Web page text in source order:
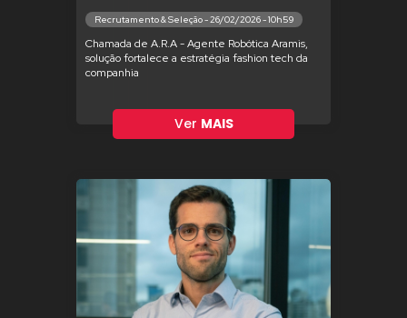
Recrutamento & Seleção - 26/02/2026 - 10h59
Chamada de A.R.A - Agente Robótica Aramis,
solução fortalece a estratégia fashion tech da
companhia
Ver MAIS